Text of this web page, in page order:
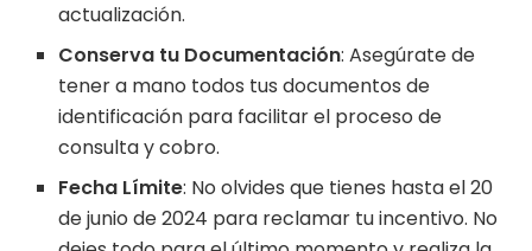
actualización.
Conserva tu Documentación: Asegúrate de
tener a mano todos tus documentos de
identificación para facilitar el proceso de
consulta y cobro.
Fecha Límite: No olvides que tienes hasta el 20
de junio de 2024 para reclamar tu incentivo. No